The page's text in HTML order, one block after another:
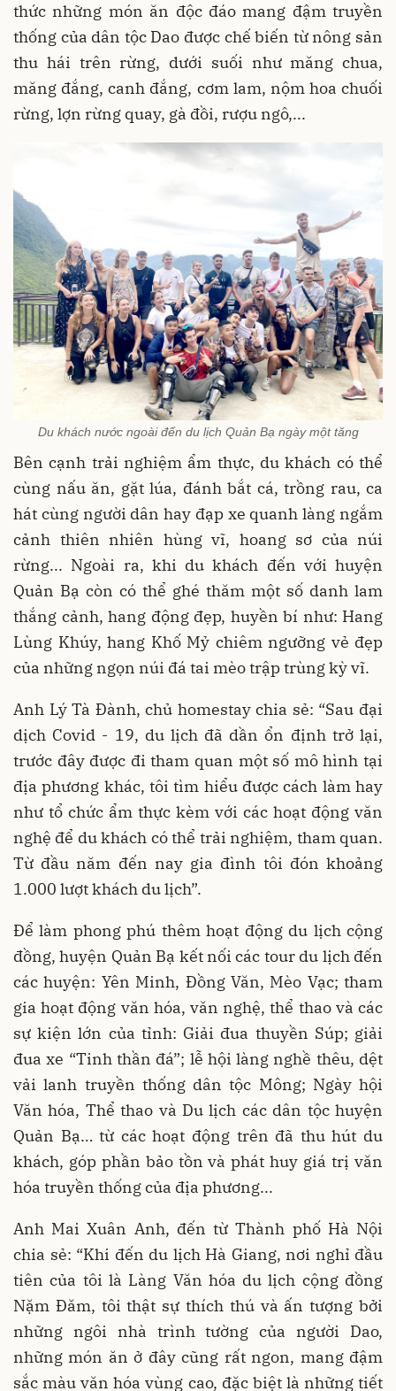
thức những món ăn độc đáo mang đậm truyền
thống của dân tộc Dao được chế biến từ nông sản
thu hái trên rừng, dưới suối như măng chua,
măng đắng, canh đắng, cơm lam, nộm hoa chuối
rừng, lợn rừng quay, gà đồi, rượu ngô,...
Du khách nước ngoài đến du lịch Quản Bạ ngày một tăng
Bên cạnh trải nghiệm ẩm thực, du khách có thể
cùng nấu ăn, gặt lúa, đánh bắt cá, trồng rau, ca
hát cùng người dân hay đạp xe quanh làng ngắm
cảnh thiên nhiên hùng vĩ, hoang sơ của núi
rừng... Ngoài ra, khi du khách đến với huyện
Quản Bạ còn có thể ghé thăm một số danh lam
thắng cảnh, hang động đẹp, huyền bí như: Hang
Lùng Khúy, hang Khố Mỷ chiêm ngưỡng vẻ đẹp
của những ngọn núi đá tai mèo trập trùng kỳ vĩ.
Anh Lý Tà Đành, chủ homestay chia sẻ: “Sau đại
dịch Covid - 19, du lịch đã dần ổn định trở lại,
trước đây được đi tham quan một số mô hình tại
địa phương khác, tôi tìm hiểu được cách làm hay
như tổ chức ẩm thực kèm với các hoạt động văn
nghệ để du khách có thể trải nghiệm, tham quan.
Từ đầu năm đến nay gia đình tôi đón khoảng
1.000 lượt khách du lịch”.
Để làm phong phú thêm hoạt động du lịch cộng
đồng, huyện Quản Bạ kết nối các tour du lịch đến
các huyện: Yên Minh, Đồng Văn, Mèo Vạc; tham
gia hoạt động văn hóa, văn nghệ, thể thao và các
sự kiện lớn của tỉnh: Giải đua thuyền Súp; giải
đua xe “Tinh thần đá”; lễ hội làng nghề thêu, dệt
vải lanh truyền thống dân tộc Mông; Ngày hội
Văn hóa, Thể thao và Du lịch các dân tộc huyện
Quản Bạ… từ các hoạt động trên đã thu hút du
khách, góp phần bảo tồn và phát huy giá trị văn
hóa truyền thống của địa phương...
Anh Mai Xuân Anh, đến từ Thành phố Hà Nội
chia sẻ: “Khi đến du lịch Hà Giang, nơi nghỉ đầu
tiên của tôi là Làng Văn hóa du lịch cộng đồng
Nặm Đăm, tôi thật sự thích thú và ấn tượng bởi
những ngôi nhà trình tường của người Dao,
những món ăn ở đây cũng rất ngon, mang đậm
sắc màu văn hóa vùng cao, đặc biệt là những tiết